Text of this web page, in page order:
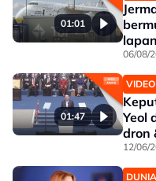
01:01
06/08/
01:47
Yeol
dron
12/06/
DUNIA